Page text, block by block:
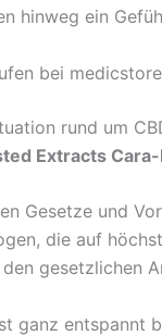
hinweg ein
bei
rund um
Extracts
Gesetze und
die auf
gesetzlichen
ganz entspannt